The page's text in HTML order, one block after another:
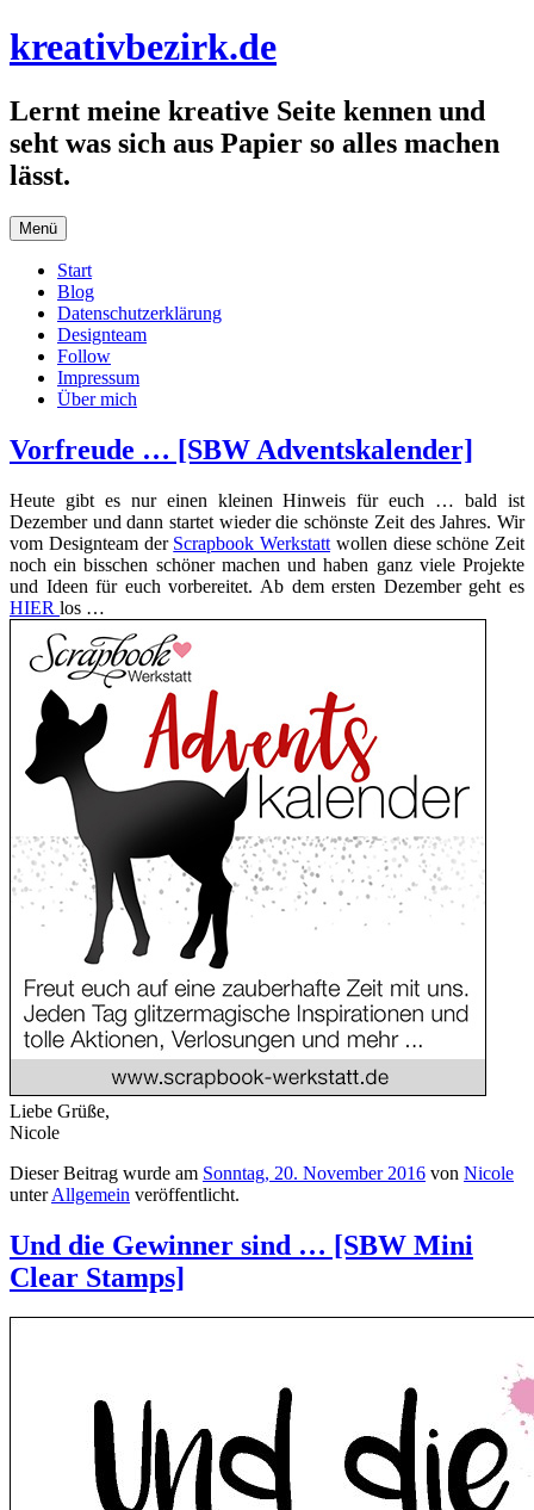
Zum
Inhalt
kreativbezirk.de
Lernt meine kreative Seite kennen und
seht was sich aus Papier so alles machen
lässt.
Menü
Start
Blog
Datenschutzerklärung
Designteam
Follow
Impressum
Über mich
Vorfreude … [SBW Adventskalender]
Heute gibt es nur einen kleinen Hinweis für euch … bald ist
Dezember und dann startet wieder die schönste Zeit des Jahres. Wir
vom Designteam der Scrapbook Werkstatt wollen diese schöne Zeit
noch ein bisschen schöner machen und haben ganz viele Projekte
und Ideen für euch vorbereitet. Ab dem ersten Dezember geht es
HIER los …
Liebe Grüße,
Nicole
Dieser Beitrag wurde am Sonntag, 20. November 2016 von Nicole
unterAllgemein veröffentlicht.
Und die Gewinner sind … [SBW Mini
Clear Stamps]